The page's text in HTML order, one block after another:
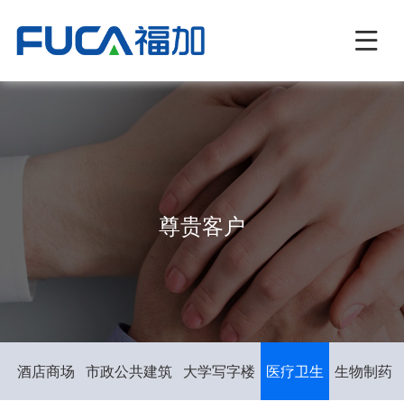
尊贵客户
酒店商场 市政公共建筑 大学写字楼 医疗卫生 生物制药